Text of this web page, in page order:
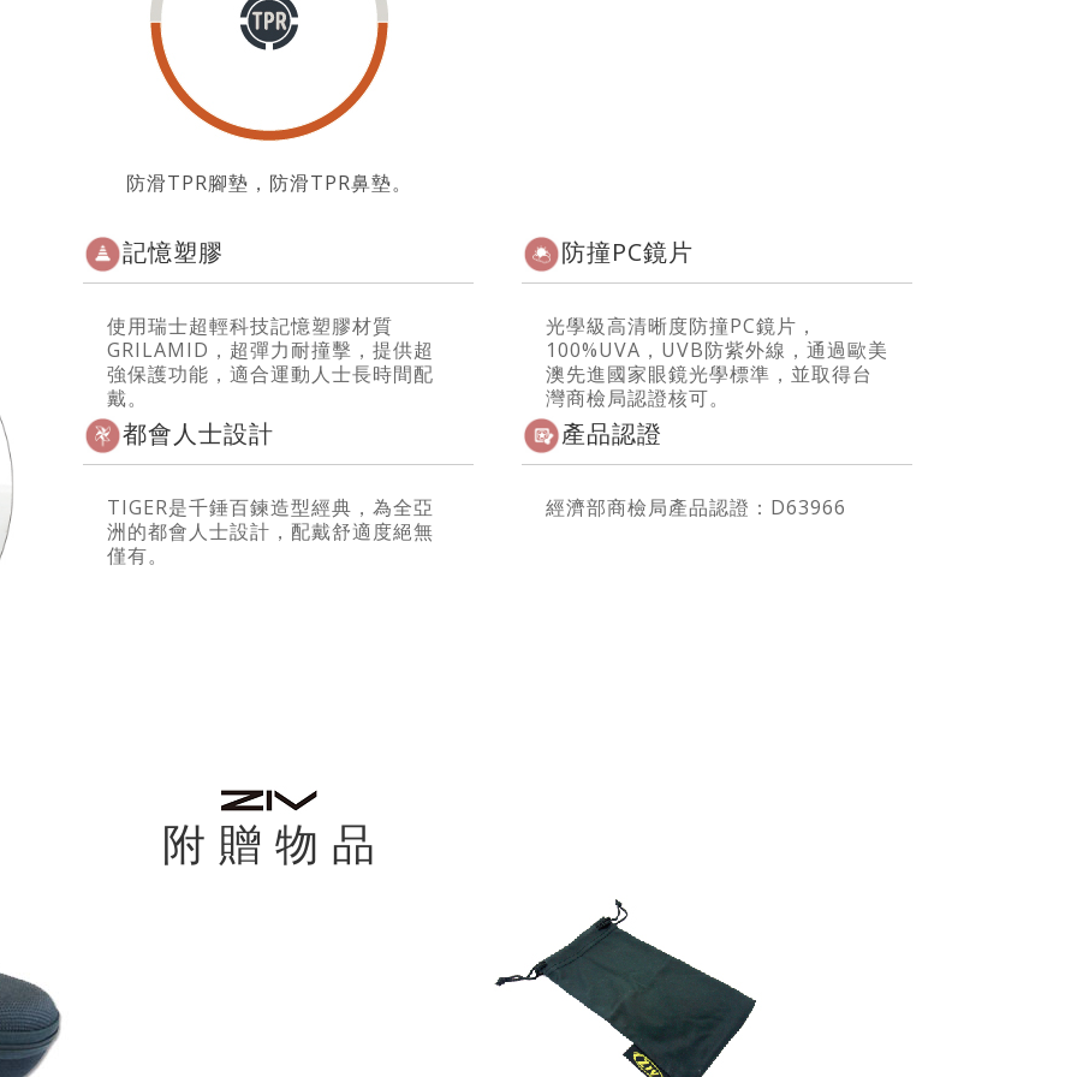
防滑TPR腳墊，防滑TPR鼻墊。
記憶塑膠
使用瑞士超輕科技記憶塑膠材質
GRILAMID，超彈力耐撞擊，提供超
強保護功能，適合運動人士長時間配
戴。
防撞PC鏡片
光學級高清晰度防撞PC鏡片，
100%UVA，UVB防紫外線，通過歐美
澳先進國家眼鏡光學標準，並取得台
灣商檢局認證核可。
都會人士設計
TIGER是千錘百鍊造型經典，為全亞
洲的都會人士設計，配戴舒適度絕無
僅有。
產品認證
經濟部商檢局產品認證：D63966
附 贈 物 品